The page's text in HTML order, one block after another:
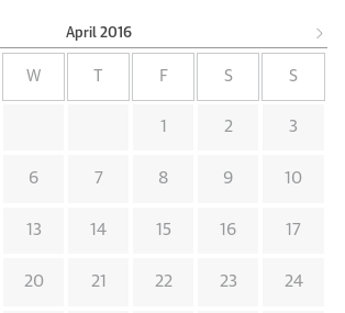
April 2016
W F S S
1 2 3
6 7 8 9 10
13 14 15 16 17
20 21 22 23 24